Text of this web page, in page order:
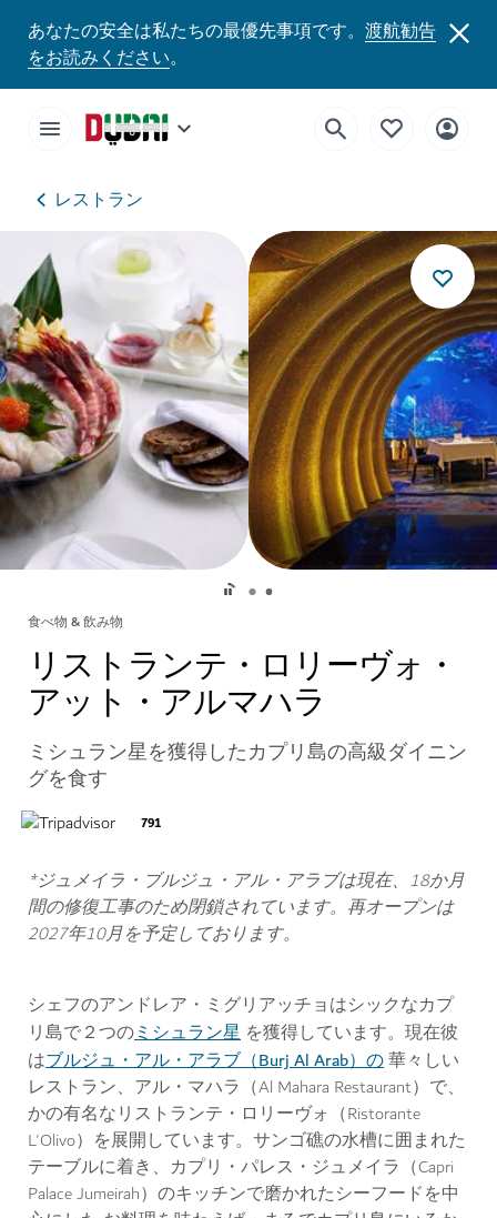
あなたの安全は私たちの最優先事項です。 渡航勧告
をお読みください。
レストラン
食べ物 & 飲み物
リストランテ・ロリーヴォ・
アット・アルマハラ
ミシュラン星を獲得したカプリ島の高級ダイニン
グを食す
791
*ジュメイラ・ブルジュ・アル・アラブは現在、18か月
間の修復工事のため閉鎖されています。再オープンは
2027年10月を予定しております。
シェフのアンドレア・ミグリアッチョはシックなカプ
リ島で２つのミシュラン星 を獲得しています。現在彼
はブルジュ・アル・アラブ（Burj Al Arab）の華々しい
レストラン、アル・マハラ（Al Mahara Restaurant）で、
かの有名なリストランテ・ロリーヴォ（Ristorante
L'Olivo）を展開しています。サンゴ礁の水槽に囲まれた
テーブルに着き、カプリ・パレス・ジュメイラ（Capri
Palace Jumeirah）のキッチンで磨かれたシーフードを中